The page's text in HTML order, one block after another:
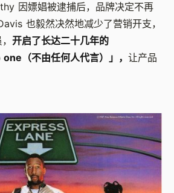
因嫖娼被逮捕后，品牌决定不再
也毅然决然地减少了营销开支，
开启了长达二十几年的
（不由任何人代言）」， 让产品